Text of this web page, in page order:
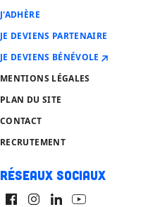
J'ADHÈRE
JE DEVIENS PARTENAIRE
JE DEVIENS BÉNÉVOLE
MENTIONS LÉGALES
PLAN DU SITE
CONTACT
RECRUTEMENT
Réseaux sociaux